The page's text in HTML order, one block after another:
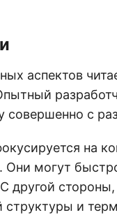
аспектов
с
на
Они могут
другой
структуры и